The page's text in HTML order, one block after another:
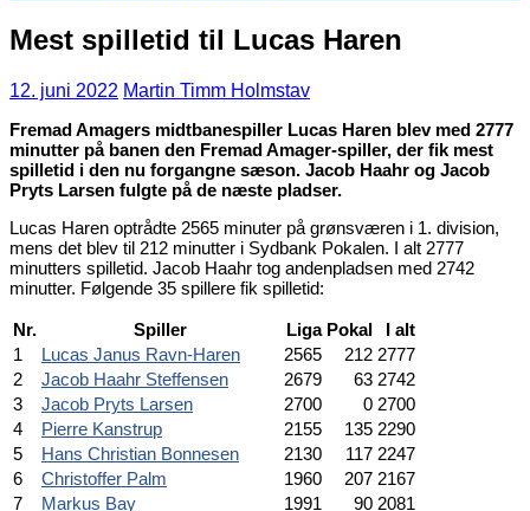
Mest spilletid til Lucas Haren
12. juni 2022 Martin Timm Holmstav
Fremad Amagers midtbanespiller Lucas Haren blev med 2777
minutter på banen den Fremad Amager-spiller, der fik mest
spilletid i den nu forgangne sæson. Jacob Haahr og Jacob
Pryts Larsen fulgte på de næste pladser.
Lucas Haren optrådte 2565 minuter på grønsværen i 1. division,
mens det blev til 212 minutter i Sydbank Pokalen. I alt 2777
minutters spilletid. Jacob Haahr tog andenpladsen med 2742
minutter. Følgende 35 spillere fik spilletid:
Nr. Spiller Liga Pokal
I alt
1
Lucas Janus Ravn-Haren 2565 212 2777
2
Jacob Haahr Steffensen 2679 63 2742
3
Jacob Pryts Larsen 2700 0 2700
4
Pierre Kanstrup 2155 135 2290
5
Hans Christian Bonnesen 2130 117 2247
6
Christoffer Palm 1960 207 2167
7
Markus Bay 1991 90 2081